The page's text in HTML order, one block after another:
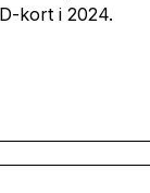
kort i 2024.